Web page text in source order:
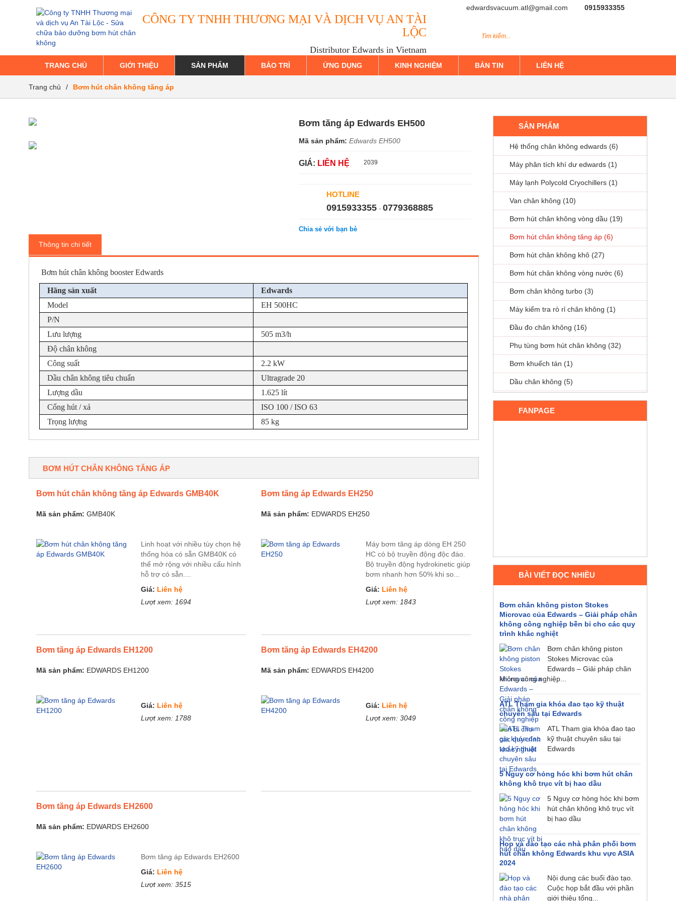
CÔNG TY TNHH THƯƠNG MẠI VÀ DỊCH VỤ AN TÀI
LỘC
Distributor Edwards in Vietnam
edwardsvacuum.atl@gmail.com 0915933355
TRANG CHỦ GIỚI THIỆU SẢN PHẨM BẢO TRÌ ỨNG DỤNG KINH NGHIỆM BẢN TIN LIÊN HỆ
Trang chủ / Bơm hút chân không tăng áp
Bơm tăng áp Edwards EH500
Mã sản phẩm: Edwards EH500
GIÁ: LIÊN HỆ 2039
HOTLINE
0915933355- 0779368885
Chia sẻ với bạn bè
Thông tin chi tiết
Bơm hút chân không booster Edwards
Hãng sản xuất
Edwards
Model
EH 500HC
P/N
Lưu lượng
505 m3/h
Độ chân không
Công suất
2.2 kW
Dầu chân không tiêu chuẩn
Ultragrade 20
Lượng dầu
1.625 lít
Cổng hút / xả
ISO 100 / ISO 63
Trọng lượng
85 kg
BƠM HÚT CHÂN KHÔNG TĂNG ÁP
Bơm hút chân không tăng áp Edwards GMB40K
Mã sản phẩm: GMB40K
Linh hoạt với nhiều tùy chọn hệ
thống hóa có sẵn GMB40K có
thể mở rộng với nhiều cấu hình
hỗ trợ có sẵn....
Giá: Liên hệ
Lượt xem: 1694
Bơm tăng áp Edwards EH250
Mã sản phẩm: EDWARDS EH250
Máy bơm tăng áp dòng EH 250
HC có bộ truyền động độc đáo.
Bộ truyền động hydrokinetic giúp
bơm nhanh hơn 50% khi so...
Giá: Liên hệ
Lượt xem: 1843
Bơm tăng áp Edwards EH1200
Mã sản phẩm: EDWARDS EH1200
Giá: Liên hệ
Lượt xem: 1788
Bơm tăng áp Edwards EH4200
Mã sản phẩm: EDWARDS EH4200
Giá: Liên hệ
Lượt xem:3049
Bơm tăng áp Edwards EH2600
Mã sản phẩm: EDWARDS EH2600
Bơm tăng áp Edwards EH2600
Giá: Liên hệ
Lượt xem: 3515
SẢN PHẨM
Hệ thống chân không edwards (6)
Máy phân tích khí dư edwards (1)
Máy lạnh Polycold Cryochillers (1)
Van chân không (10)
Bơm hút chân không vòng dầu (19)
Bơm hút chân không tăng áp (6)
Bơm hút chân không khô (27)
Bơm hút chân không vòng nước (6)
Bơm chân không turbo (3)
Máy kiểm tra rò rỉ chân không (1)
Đầu đo chân không (16)
Phụ tùng bơm hút chân không (32)
Bơm khuếch tán (1)
Dầu chân không (5)
FANPAGE
BÀI VIẾT ĐỌC NHIỀU
Bơm chân không piston Stokes
Microvac của Edwards – Giải pháp chân
không công nghiệp bền bỉ cho các quy
trình khắc nghiệt
Bơm chân không piston
Stokes Microvac của
Edwards – Giải pháp chân
không công nghiệp...
ATL Tham gia khóa đao tạo kỹ thuật
chuyên sâu tại Edwards
ATL Tham gia khóa đao tạo
kỹ thuật chuyên sâu tại
Edwards
5 Nguy cơ hỏng hóc khi bơm hút chân
không khô trục vít bị hao dầu
5 Nguy cơ hỏng hóc khi bơm
hút chân không khô trục vít
bị hao dầu
Họp và đào tạo các nhà phân phối bơm
hút chân không Edwards khu vực ASIA
2024
Nội dung các buổi đào tạo.
Cuộc họp bắt đầu với phần
giới thiệu tổng...